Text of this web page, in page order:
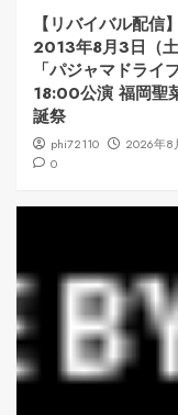
【リバイバル配信】
2013年8月3日（土
「パジャマドライ
18:00公演 福岡聖
誕祭
phi72110
2026年8
0